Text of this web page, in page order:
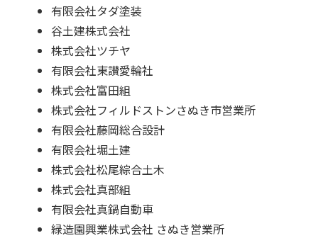
有限会社タダ塗装
谷土建株式会社
株式会社ツチヤ
有限会社東讃愛輪社
株式会社富田組
株式会社フィルドストンさぬき市営業所
有限会社藤岡総合設計
有限会社堀土建
株式会社松尾綜合土木
株式会社真部組
有限会社真鍋自動車
緑造園興業株式会社 さぬき営業所